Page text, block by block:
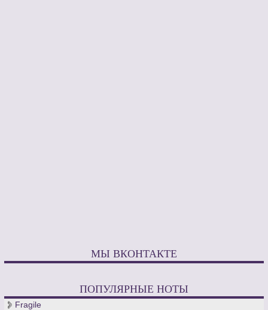
МЫ ВКОНТАКТЕ
ПОПУЛЯРНЫЕ НОТЫ
Fragile